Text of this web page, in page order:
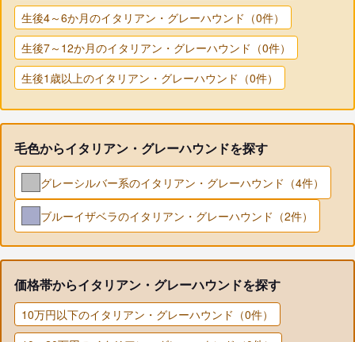
生後4～6か月のイタリアン・グレーハウンド（0件）
生後7～12か月のイタリアン・グレーハウンド（0件）
生後1歳以上のイタリアン・グレーハウンド（0件）
毛色からイタリアン・グレーハウンドを探す
グレーシルバー系のイタリアン・グレーハウンド（4件）
ブルーイザベラのイタリアン・グレーハウンド（2件）
価格帯からイタリアン・グレーハウンドを探す
10万円以下のイタリアン・グレーハウンド（0件）